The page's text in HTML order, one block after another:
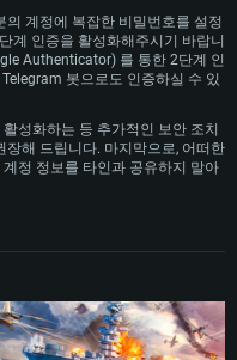
Radeon 77XX / NVIDIA
은 지원하지 않습니다)
(Mac), 혹은 이와 비슷한 성
드라이버를 지원하는 NVIDIA
도 720p)
계정에 복잡한 비밀번호를 설정
계 인증을 활성화해주시기 바랍니
Authenticator) 를 통한 2단계 인
봇으로도 인증하실 수 있
성화하는 등 추가적인 보안 조치
해 드립니다. 마지막으로, 어떠한
정 정보를 타인과 공유하지 말아